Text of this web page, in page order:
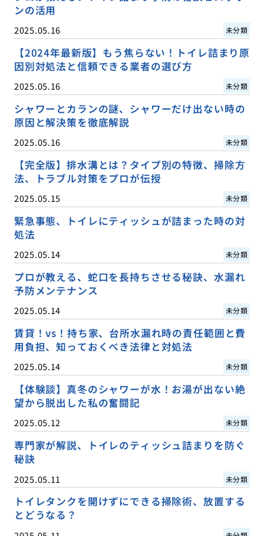
ンの活用
2025.05.16 未分類
【2024年最新版】もう焦らない！トイレ詰まり原
因別対処法と信頼できる業者の選び方
2025.05.16 未分類
シャワーとカランの謎、シャワーだけ出ない時の
原因と解決策を徹底解説
2025.05.16 未分類
【完全版】排水溝とは？タイプ別の特徴、掃除方
法、トラブル対策をプロが伝授
2025.05.15 未分類
緊急事態、トイレにティッシュが詰まった時の対
処法
2025.05.14 未分類
プロが教える、蛇口を長持ちさせる秘訣、水漏れ
予防メンテナンス
2025.05.14 未分類
賃貸！vs！持ち家、台所水漏れ時の責任範囲と費
用負担、知っておくべき法律と対処法
2025.05.14 未分類
【体験談】真冬のシャワーが水！お湯が出ない絶
望から脱出した私の奮闘記
2025.05.12 未分類
専門家が解説、トイレのティッシュ詰まりを防ぐ
秘訣
2025.05.11 未分類
トイレタンクを開けずにできる掃除術、放置する
とどうなる？